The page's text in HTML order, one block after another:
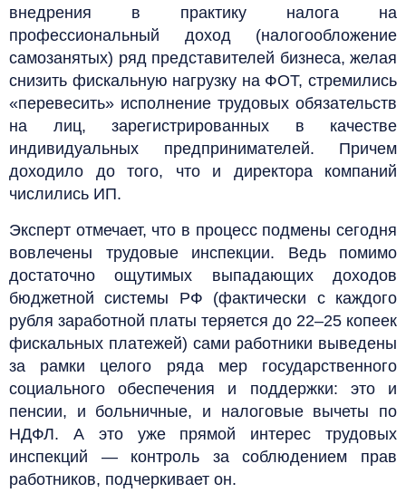
внедрения в практику налога на
профессиональный доход (налогообложение
самозанятых) ряд представителей бизнеса, желая
снизить фискальную нагрузку на ФОТ, стремились
«перевесить» исполнение трудовых обязательств
на лиц, зарегистрированных в качестве
индивидуальных предпринимателей. Причем
доходило до того, что и директора компаний
числились ИП.
Эксперт отмечает, что в процесс подмены сегодня
вовлечены трудовые инспекции. Ведь помимо
достаточно ощутимых выпадающих доходов
бюджетной системы РФ (фактически с каждого
рубля заработной платы теряется до 22–25 копеек
фискальных платежей) сами работники выведены
за рамки целого ряда мер государственного
социального обеспечения и поддержки: это и
пенсии, и больничные, и налоговые вычеты по
НДФЛ. А это уже прямой интерес трудовых
инспекций — контроль за соблюдением прав
работников, подчеркивает он.